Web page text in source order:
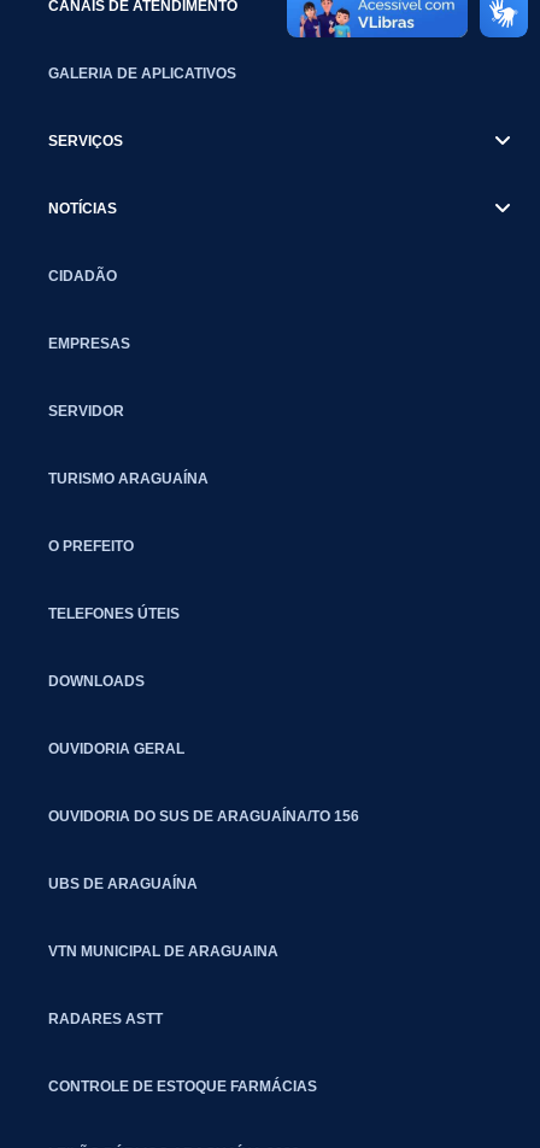
CANAIS DE ATENDIMENTO
GALERIA DE APLICATIVOS
SERVIÇOS
NOTÍCIAS
CIDADÃO
EMPRESAS
SERVIDOR
TURISMO ARAGUAÍNA
O PREFEITO
TELEFONES ÚTEIS
DOWNLOADS
OUVIDORIA GERAL
OUVIDORIA DO SUS DE ARAGUAÍNA/TO 156
UBS DE ARAGUAÍNA
VTN MUNICIPAL DE ARAGUAINA
RADARES ASTT
CONTROLE DE ESTOQUE FARMÁCIAS